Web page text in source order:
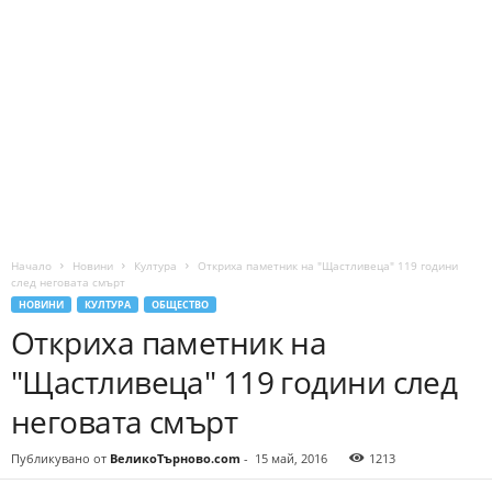
Начало Новини Култура
Откриха паметник на "Щастливеца" 119 години
след неговата смърт
НОВИНИ КУЛТУРА ОБЩЕСТВО
Откриха паметник на
"Щастливеца" 119 години след
неговата смърт
Публикувано от ВеликоТърново.com - 15 май, 2016 1213